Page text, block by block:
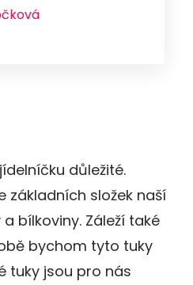
důležité.
základních složek naší
bílkoviny. Záleží také
bychom tyto tuky
tuky jsou pro nás